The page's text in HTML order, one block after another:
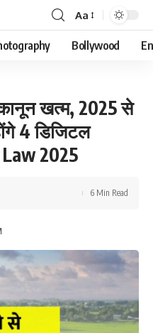
Font
Resizer
Aa
Bollywood
कानून खत्म, 2025 से
4 डिजिटल
2025
6 Min Read